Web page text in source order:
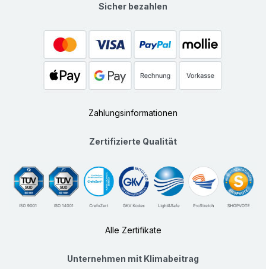
Sicher bezahlen
Zahlungsinformationen
Zertifizierte Qualität
Alle Zertifikate
Unternehmen mit Klimabeitrag